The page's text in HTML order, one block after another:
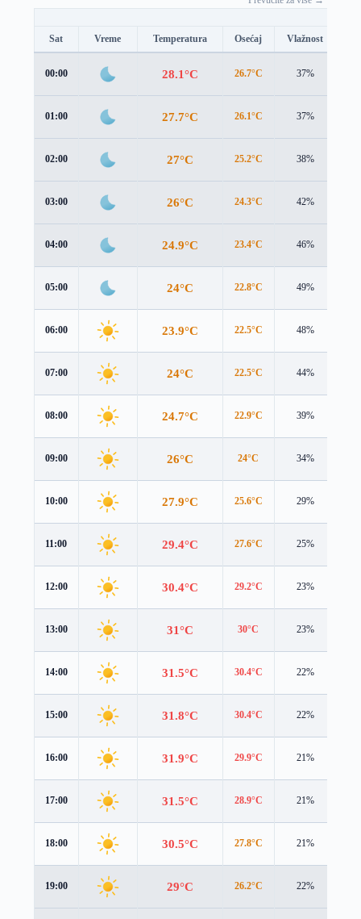
Sat Vreme Temperatura Osećaj Vlažnost
00:00 28.1°C 26.7°C 37%
01:00 27.7°C 26.1°C 37%
02:00 27°C 25.2°C 38%
03:00 26°C 24.3°C 42%
04:00 24.9°C 23.4°C 46%
05:00 24°C 22.8°C 49%
06:00 23.9°C 22.5°C 48%
07:00 24°C 22.5°C 44%
08:00 24.7°C 22.9°C 39%
09:00 26°C 24°C 34%
10:00 27.9°C 25.6°C 29%
11:00 29.4°C 27.6°C 25%
12:00 30.4°C 29.2°C 23%
13:00 31°C 30°C 23%
14:00 31.5°C 30.4°C 22%
15:00 31.8°C 30.4°C 22%
16:00 31.9°C 29.9°C 21%
17:00 31.5°C 28.9°C 21%
18:00 30.5°C 27.8°C 21%
19:00 29°C 26.2°C 22%